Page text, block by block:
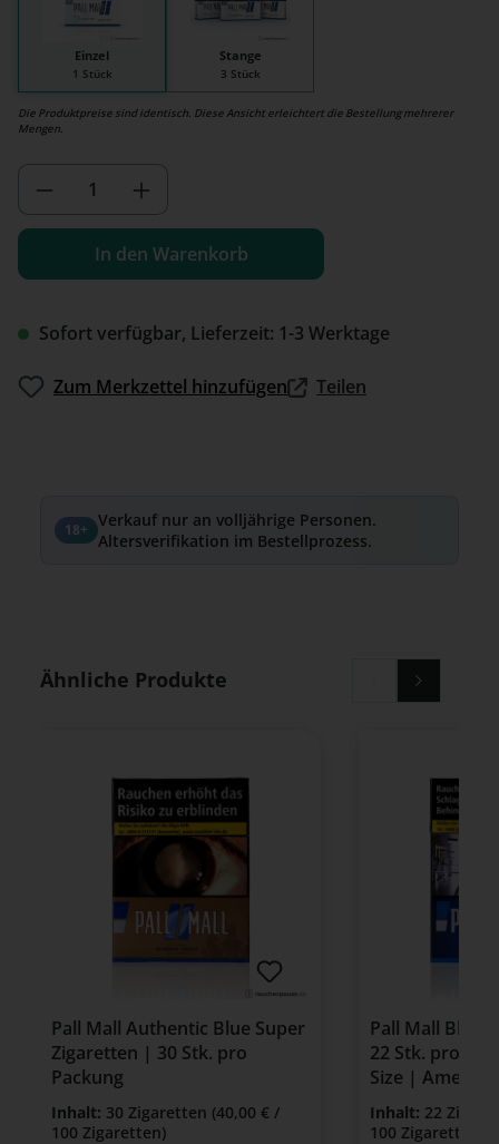
Sofort verfügbar, Lieferzeit: 1-3 Werktage
Einzel
1 Stück
Stange
3 Stück
Die Produktpreise sind identisch. Diese Ansicht erleichtert die Bestellung mehrerer
Mengen.
Produkt Anzahl: Gib den
In den Warenkorb
Zum Merkzettel hinzufügen Teilen
18+ Verkauf nur an volljährige Personen.
Altersverifikation im Bestellprozess.
Produktgalerie überspringen
Ähnliche Produkte
Pall Mall Authentic Blue Super
Zigaretten | 30 Stk. pro
Packung
Inhalt: 30 Zigaretten (40,00 € /
100 Zigaretten)
Pall Mall Blue
22 Stk. pro
Size |
Inhalt: 22
100 Zigaretten)